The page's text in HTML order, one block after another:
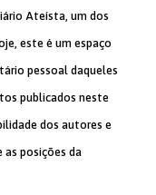
Ateísta, um dos
este é um espaço
pessoal daqueles
publicados neste
dos autores e
as posições da